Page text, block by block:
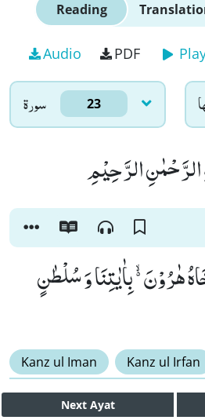
Reading
Audio PDF
سورۃ 23
الرَّحْمٰنِ الرَّحِیْمِ
هٰرُوْنَ ﳔ بِاٰیٰتِنَا وَ سُلْطٰنٍ
Kanz ul Iman Kanz ul Irfan
Next Ayat